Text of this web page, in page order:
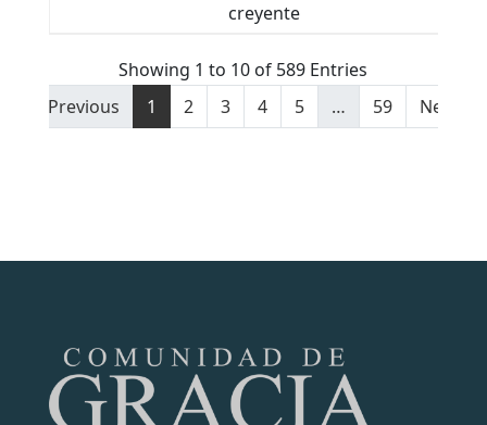
creyente
Showing 1 to 10 of 589 Entries
Previous
1 2 3 4 5 … 59 Next